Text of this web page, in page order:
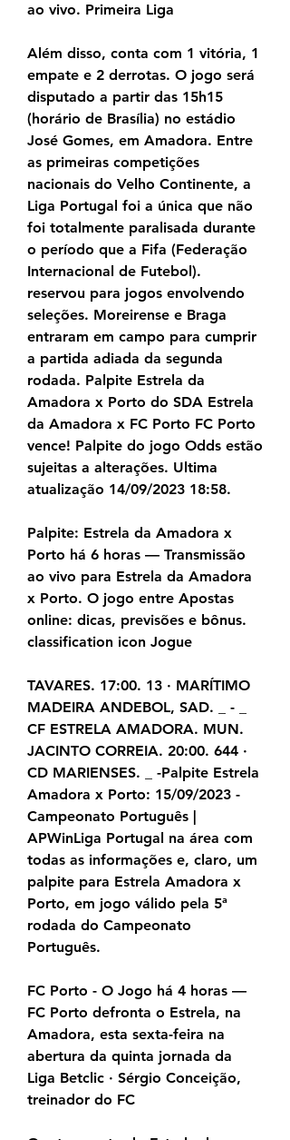
ao vivo. Primeira Liga
Além disso, conta com 1 vitória, 1
empate e 2 derrotas. O jogo será
disputado a partir das 15h15
(horário de Brasília) no estádio
José Gomes, em Amadora. Entre
as primeiras competições
nacionais do Velho Continente, a
Liga Portugal foi a única que não
foi totalmente paralisada durante
o período que a Fifa (Federação
Internacional de Futebol).
reservou para jogos envolvendo
seleções. Moreirense e Braga
entraram em campo para cumprir
a partida adiada da segunda
rodada. Palpite Estrela da
Amadora x Porto do SDA Estrela
da Amadora x FC Porto FC Porto
vence! Palpite do jogo Odds estão
sujeitas a alterações. Ultima
atualização 14/09/2023 18:58.
Palpite: Estrela da Amadora x
Porto há 6 horas — Transmissão
ao vivo para Estrela da Amadora
x Porto. O jogo entre Apostas
online: dicas, previsões e bônus.
classification icon Jogue
TAVARES. 17:00. 13 · MARÍTIMO
MADEIRA ANDEBOL, SAD. _ - _
CF ESTRELA AMADORA. MUN.
JACINTO CORREIA. 20:00. 644 ·
CD MARIENSES. _ -Palpite Estrela
Amadora x Porto: 15/09/2023 -
Campeonato Português |
APWinLiga Portugal na área com
todas as informações e, claro, um
palpite para Estrela Amadora x
Porto, em jogo válido pela 5ª
rodada do Campeonato
Português.
FC Porto - O Jogo há 4 horas —
FC Porto defronta o Estrela, na
Amadora, esta sexta-feira na
abertura da quinta jornada da
Liga Betclic · Sérgio Conceição,
treinador do FC